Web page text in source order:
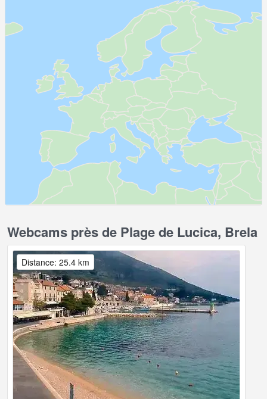
Webcams près de Plage de Lucica, Brela
Distance: 25.4 km